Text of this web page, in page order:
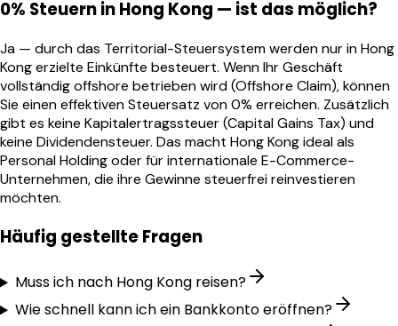
0% Steuern in Hong Kong — ist das möglich?
Ja — durch das Territorial-Steuersystem werden nur in Hong
Kong erzielte Einkünfte besteuert. Wenn Ihr Geschäft
vollständig offshore betrieben wird (Offshore Claim), können
Sie einen effektiven Steuersatz von 0% erreichen. Zusätzlich
gibt es keine Kapitalertragssteuer (Capital Gains Tax) und
keine Dividendensteuer. Das macht Hong Kong ideal als
Personal Holding oder für internationale E-Commerce-
Unternehmen, die ihre Gewinne steuerfrei reinvestieren
möchten.
Häufig gestellte Fragen
Muss ich nach Hong Kong reisen?
Wie schnell kann ich ein Bankkonto eröffnen?